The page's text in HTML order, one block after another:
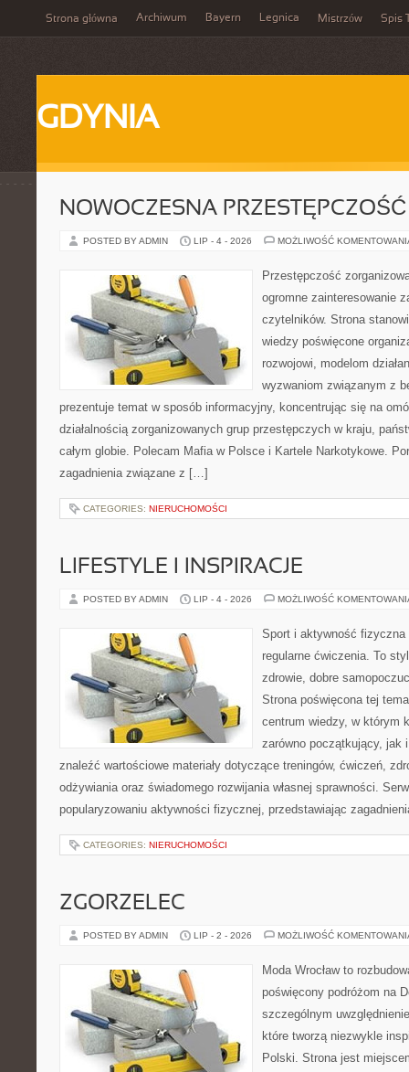
Strona główna Archiwum Bayern Legnica Mistrzów Spis
GDYNIA
NOWOCZESNA PRZESTĘPCZOŚĆ
POSTED BY ADMIN LIP - 4 - 2026 MOŻLIWOŚĆ
Przestępczość
ogromne zainteresowanie
czytelników. Strona
wiedzy poświęcone
rozwojowi, modelom
wyzwaniom związanym z
prezentuje temat w sposób informacyjny, koncentrując się na
działalnością zorganizowanych grup przestępczych w kraju,
całym globie. Polecam Mafia w Polsce i Kartele Narkotykowe.
zagadnienia związane z […]
CATEGORIES: NIERUCHOMOŚCI
LIFESTYLE I INSPIRACJE
POSTED BY ADMIN LIP - 4 - 2026 MOŻLIWOŚĆ
Sport i aktywność
regularne ćwiczenia. To
zdrowie, dobre
Strona poświęcona tej
centrum wiedzy, w którym
zarówno początkujący, jak
znaleźć wartościowe materiały dotyczące treningów, ćwiczeń,
odżywiania oraz świadomego rozwijania własnej sprawności.
popularyzowaniu aktywności fizycznej, przedstawiając
CATEGORIES: NIERUCHOMOŚCI
ZGORZELEC
POSTED BY ADMIN LIP - 2 - 2026 MOŻLIWOŚĆ
Moda Wrocław to
poświęcony podróżom na
szczególnym
które tworzą niezwykle
Polski. Strona jest